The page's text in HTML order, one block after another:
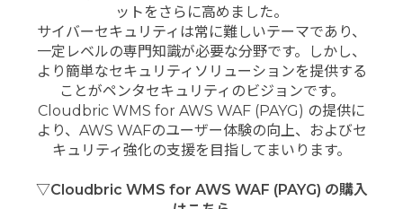
ットをさらに高めました。
サイバーセキュリティは常に難しいテーマであり、
一定レベルの専門知識が必要な分野です。しかし、
より簡単なセキュリティソリューションを提供する
ことがペンタセキュリティのビジョンです。
Cloudbric WMS for AWS WAF (PAYG) の提供に
より、AWS WAFのユーザー体験の向上、およびセ
キュリティ強化の支援を目指してまいります。
▽Cloudbric WMS for AWS WAF (PAYG) の購入